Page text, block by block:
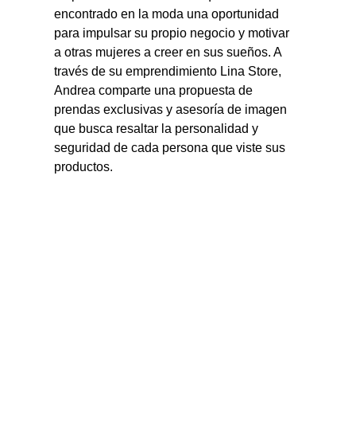
encontrado en la moda una oportunidad
para impulsar su propio negocio y motivar
a otras mujeres a creer en sus sueños. A
través de su emprendimiento Lina Store,
Andrea comparte una propuesta de
prendas exclusivas y asesoría de imagen
que busca resaltar la personalidad y
seguridad de cada persona que viste sus
productos.